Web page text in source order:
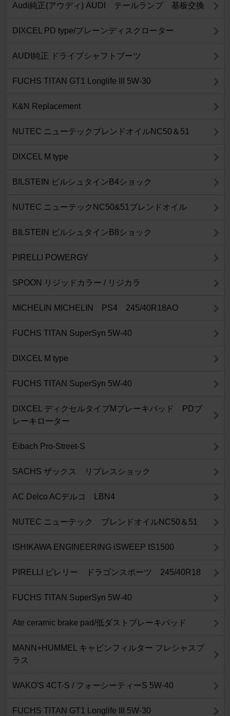
Audi純正(アウディ) AUDI テールランプ 基板交換
DIXCEL PD type/プレーンディスクローター
AUDI純正 ドライブシャフトブーツ
FUCHS TITAN GT1 Longlife III 5W-30
K&N Replacement
NUTEC ニューテックブレンドオイルNC50＆51
DIXCEL M type
BILSTEIN ビルシュタインB4ショック
NUTEC ニューテックNC50&51ブレンドオイル
BILSTEIN ビルシュタインB8ショック
PIRELLI POWERGY
SPOON リジッドカラー / リジカラ
MICHELIN MICHELIN PS4 245/40R18AO
FUCHS TITAN SuperSyn 5W-40
DIXCEL M type
FUCHS TITAN SuperSyn 5W-40
DIXCEL ディクセルタイプMブレーキパッド PDブ
レーキローター
Eibach Pro-Street-S
SACHS ザックス リプレスショック
AC Delco ACデルコ LBN4
NUTEC ニューテック ブレンドオイルNC50＆51
ISHIKAWA ENGINEERING iSWEEP IS1500
PIRELLI ピレリー ドラゴンスポーツ 245/40R18
FUCHS TITAN SuperSyn 5W-40
Ate ceramic brake pad/低ダストブレーキパッド
MANN+HUMMEL キャビンフィルター フレシャスプ
ラス
WAKO'S 4CT-S / フォーシーティーS 5W-40
FUCHS TITAN GT1 Longlife III 5W-30